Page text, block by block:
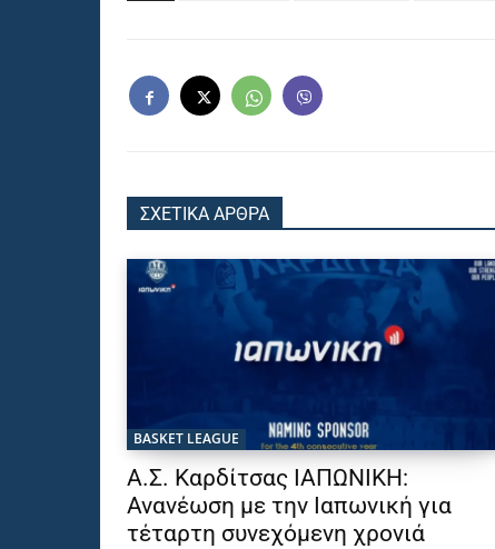
ΣΧΕΤΙΚΑ ΑΡΘΡΑ
BASKET LEAGUE
Α.Σ. Καρδίτσας ΙΑΠΩΝΙΚΗ:
Ανανέωση με την Ιαπωνική για
τέταρτη συνεχόμενη χρονιά